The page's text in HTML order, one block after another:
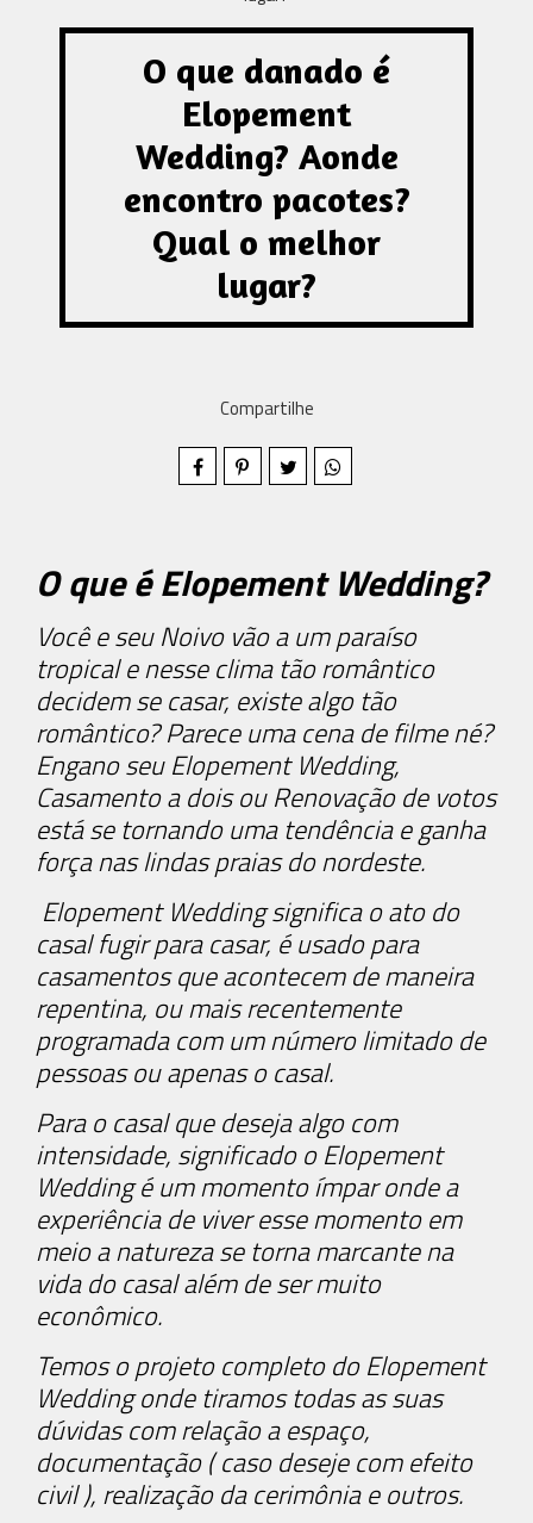
O que danado é
Elopement
Wedding? Aonde
encontro pacotes?
Qual o melhor
lugar?
Compartilhe
O que é Elopement Wedding?
Você e seu Noivo vão a um paraíso
tropical e nesse clima tão romântico
decidem se casar, existe algo tão
romântico? Parece uma cena de filme né?
Engano seu Elopement Wedding,
Casamento a dois ou Renovação de votos
está se tornando uma tendência e ganha
força nas lindas praias do nordeste.
Elopement Wedding significa o ato do
casal fugir para casar, é usado para
casamentos que acontecem de maneira
repentina, ou mais recentemente
programada com um número limitado de
pessoas ou apenas o casal.
Para o casal que deseja algo com
intensidade, significado o Elopement
Wedding é um momento ímpar onde a
experiência de viver esse momento em
meio a natureza se torna marcante na
vida do casal além de ser muito
econômico.
Temos o projeto completo do Elopement
Wedding onde tiramos todas as suas
dúvidas com relação a espaço,
documentação ( caso deseje com efeito
civil ), realização da cerimônia e outros.